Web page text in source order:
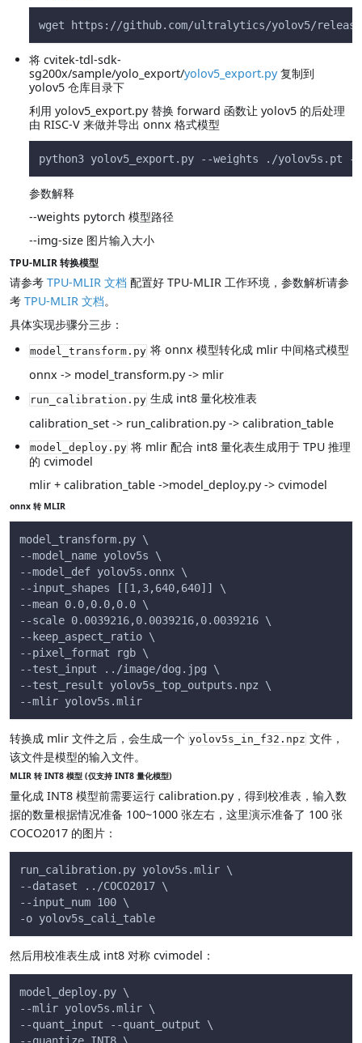
wget https://github.com/ultralytics/yolov5/
将 cvitek-tdl-sdk-
sg200x/sample/yolo_export/yolov5_export.py复制到
yolov5 仓库目录下
利用 yolov5_export.py 替换 forward 函数让 yolov5 的后处理
由 RISC-V 来做并导出 onnx 格式模型
python3 yolov5_export.py --weights ./yolov5s.pt --
参数解释
--weights pytorch 模型路径
--img-size 图片输入大小
TPU-MLIR 转换模型
请参考 TPU-MLIR 文档 配置好 TPU-MLIR 工作环境，参数解析请参
考 TPU-MLIR 文档。
具体实现步骤分三步：
model_transform.py 将 onnx 模型转化成 mlir 中间格式模型
onnx -> model_transform.py -> mlir
run_calibration.py生成 int8 量化校准表
calibration_set -> run_calibration.py -> calibration_table
model_deploy.py 将 mlir 配合 int8 量化表生成用于 TPU 推理
的 cvimodel
mlir + calibration_table ->model_deploy.py -> cvimodel
onnx 转 MLIR
model_transform.py \
--model_name yolov5s \
--model_def yolov5s.onnx \
--input_shapes [[1,3,640,640]] \
--mean 0.0,0.0,0.0 \
--scale 0.0039216,0.0039216,0.0039216 \
--keep_aspect_ratio \
--pixel_format rgb \
--test_input ../image/dog.jpg \
--test_result yolov5s_top_outputs.npz \
--mlir yolov5s.mlir
转换成 mlir 文件之后，会生成一个 yolov5s_in_f32.npz 文件，
该文件是模型的输入文件。
MLIR 转 INT8 模型 (仅支持 INT8 量化模型)
量化成 INT8 模型前需要运行 calibration.py，得到校准表，输入数
据的数量根据情况准备 100~1000 张左右，这里演示准备了 100 张
COCO2017 的图片：
run_calibration.py yolov5s.mlir \
--dataset ../COCO2017 \
--input_num 100 \
-o yolov5s_cali_table
然后用校准表生成 int8 对称 cvimodel：
model_deploy.py \
--mlir yolov5s.mlir \
--quant_input --quant_output \